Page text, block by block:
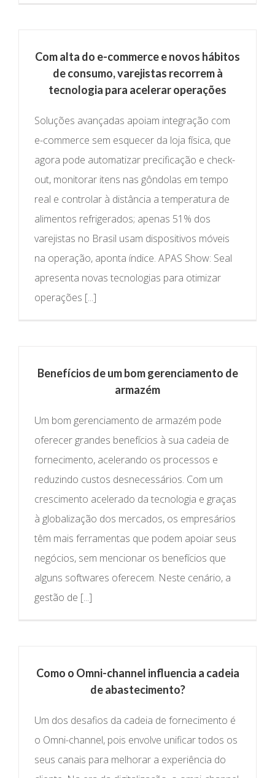
Com alta do e-commerce e novos hábitos
de consumo, varejistas recorrem à
tecnologia para acelerar operações
Soluções avançadas apoiam integração com
e-commerce sem esquecer da loja física, que
agora pode automatizar precificação e check-
out, monitorar itens nas gôndolas em tempo
real e controlar à distância a temperatura de
alimentos refrigerados; apenas 51% dos
varejistas no Brasil usam dispositivos móveis
na operação, aponta índice. APAS Show: Seal
apresenta novas tecnologias para otimizar
operações [...]
Benefícios de um bom gerenciamento de
armazém
Um bom gerenciamento de armazém pode
oferecer grandes benefícios à sua cadeia de
fornecimento, acelerando os processos e
reduzindo custos desnecessários. Com um
crescimento acelerado da tecnologia e graças
à globalização dos mercados, os empresários
têm mais ferramentas que podem apoiar seus
negócios, sem mencionar os benefícios que
alguns softwares oferecem. Neste cenário, a
gestão de [...]
Como o Omni-channel influencia a cadeia
de abastecimento?
Um dos desafios da cadeia de fornecimento é
o Omni-channel, pois envolve unificar todos os
seus canais para melhorar a experiência do